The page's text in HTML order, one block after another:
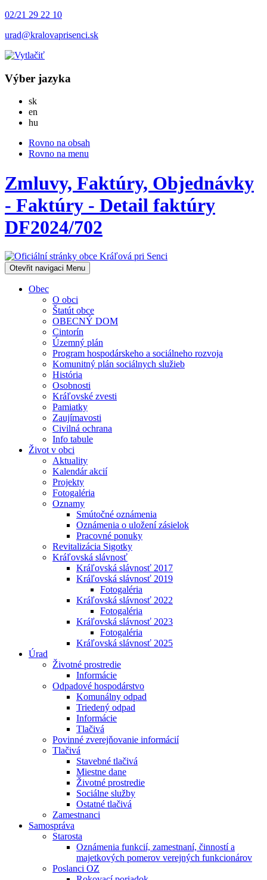
02/21 29 22 10
urad@kralovaprisenci.sk
Výber jazyka
skSlovensky
en
hu
Rovno na obsah
Rovno na menu
Zmluvy, Faktúry, Objednávky
- Faktúry - Detail faktúry
DF2024/702
Otevřit navigaci Menu
Obec
O obci
Štatút obce
OBECNÝ DOM
Cintorín
Územný plán
Program hospodárskeho a sociálneho rozvoja
Komunitný plán sociálnych služieb
História
Osobnosti
Kráľovské zvesti
Pamiatky
Zaujímavosti
Civilná ochrana
Info tabule
Život v obci
Aktuality
Kalendár akcií
Projekty
Fotogaléria
Oznamy
Smútočné oznámenia
Oznámenia o uložení zásielok
Pracovné ponuky
Revitalizácia Sigotky
Kráľovská slávnosť
Kráľovská slávnosť 2017
Kráľovská slávnosť 2019
Fotogaléria
Kráľovská slávnosť 2022
Fotogaléria
Kráľovská slávnosť 2023
Fotogaléria
Kráľovská slávnosť 2025
Úrad
Životné prostredie
Informácie
Odpadové hospodárstvo
Komunálny odpad
Triedený odpad
Informácie
Tlačivá
Povinné zverejňovanie informácií
Tlačivá
Stavebné tlačivá
Miestne dane
Životné prostredie
Sociálne služby
Ostatné tlačivá
Zamestnanci
Samospráva
Starosta
Oznámenia funkcií, zamestnaní, činností a
majetkových pomerov verejných funkcionárov
Poslanci OZ